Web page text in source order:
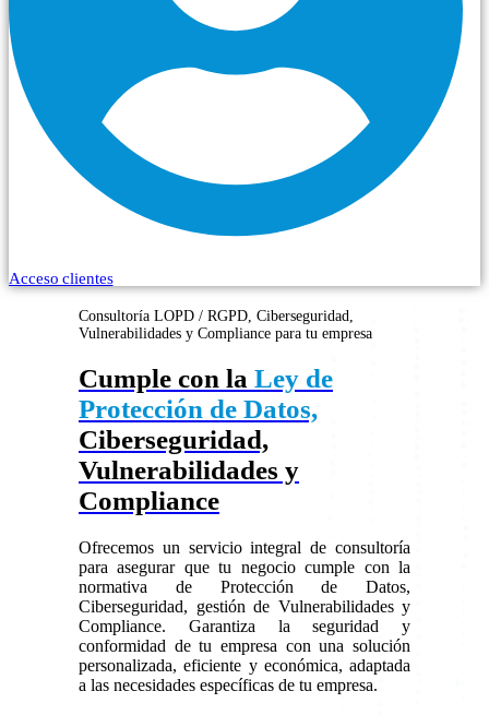
Acceso clientes
Consultoría LOPD / RGPD, Ciberseguridad,
Vulnerabilidades y Compliance para tu empresa
Cumple con la Ley de
Protección de Datos,
Ciberseguridad,
Vulnerabilidades y
Compliance
Ofrecemos un servicio integral de consultoría
para asegurar que tu negocio cumple con la
normativa de Protección de Datos,
Ciberseguridad, gestión de Vulnerabilidades y
Compliance. Garantiza la seguridad y
conformidad de tu empresa con una solución
personalizada, eficiente y económica, adaptada
a las necesidades específicas de tu empresa.